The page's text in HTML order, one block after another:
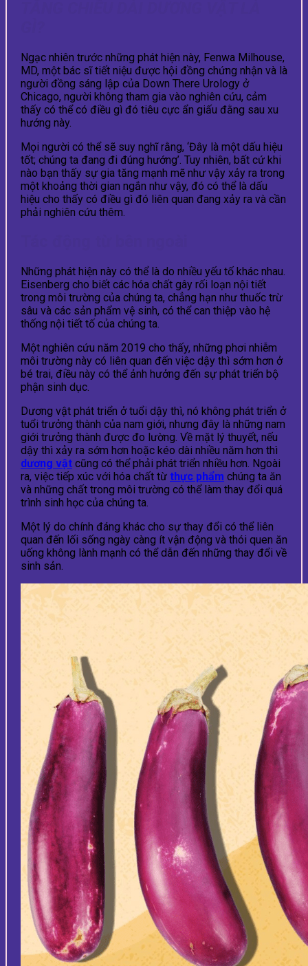
Ngạc nhiên trước những phát hiện này, Fenwa Milhouse,
MD, một bác sĩ tiết niệu được hội đồng chứng nhận và là
người đồng sáng lập của Down There Urology ở
Chicago, người không tham gia vào nghiên cứu, cảm
thấy có thể có điều gì đó tiêu cực ẩn giấu đằng sau xu
hướng này.
Mọi người có thể sẽ suy nghĩ rằng, ‘Đây là một dấu hiệu
tốt; chúng ta đang đi đúng hướng’. Tuy nhiên, bất cứ khi
nào bạn thấy sự gia tăng mạnh mẽ như vậy xảy ra trong
một khoảng thời gian ngắn như vậy, đó có thể là dấu
hiệu cho thấy có điều gì đó liên quan đang xảy ra và cần
phải nghiên cứu thêm.
Những phát hiện này có thể là do nhiều yếu tố khác nhau.
Eisenberg cho biết các hóa chất gây rối loạn nội tiết
trong môi trường của chúng ta, chẳng hạn như thuốc trừ
sâu và các sản phẩm vệ sinh, có thể can thiệp vào hệ
thống nội tiết tố của chúng ta.
Một nghiên cứu năm 2019 cho thấy, những phơi nhiễm
môi trường này có liên quan đến việc dậy thì sớm hơn ở
bé trai, điều này có thể ảnh hưởng đến sự phát triển bộ
phận sinh dục.
Dương vật phát triển ở tuổi dậy thì, nó không phát triển ở
tuổi trưởng thành của nam giới, nhưng đây là những nam
giới trưởng thành được đo lường. Về mặt lý thuyết, nếu
dậy thì xảy ra sớm hơn hoặc kéo dài nhiều năm hơn thì
dương vật cũng có thể phải phát triển nhiều hơn. Ngoài
ra, việc tiếp xúc với hóa chất từ ​​ thực phẩm chúng ta ăn
và những chất trong môi trường có thể làm thay đổi quá
trình sinh học của chúng ta.
Một lý do chính đáng khác cho sự thay đổi có thể liên
quan đến lối sống ngày càng ít vận động và thói quen ăn
uống không lành mạnh có thể dẫn đến những thay đổi về
sinh sản.